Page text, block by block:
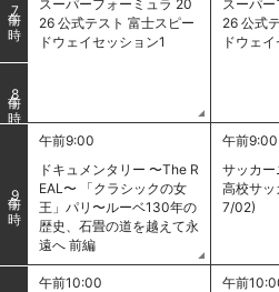
7
スーパーフォーミュラ 20
26 公式テスト 富士スピー
ドウェイセッション1
スーパ
26 公式
ドウェ
8
9
午前9:00
ドキュメンタリー 〜The R
EAL〜 「クラシックの女
王」パリ〜ルーベ130年の
歴史、石畳の道を越えて永
遠へ 前編
午前9:00
サッカー
高校サ
7/02)
午前10:00
午前